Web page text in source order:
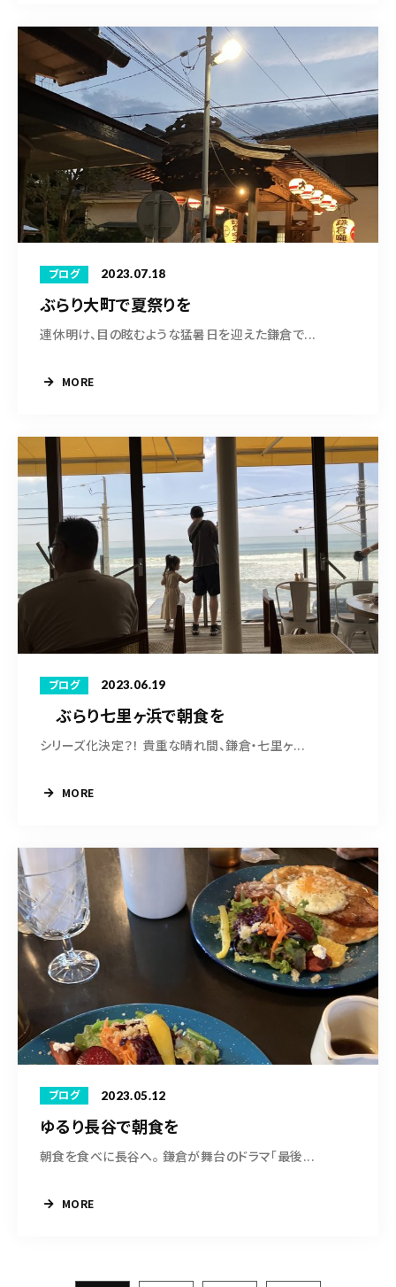
ブログ 2023.07.18
ぶらり大町で夏祭りを
連休明け、目の眩むような猛暑日を迎えた鎌倉で...
MORE
ブログ 2023.06.19
ぶらり七里ヶ浜で朝食を
シリーズ化決定？！ 貴重な晴れ間、鎌倉・七里ヶ...
MORE
ブログ 2023.05.12
ゆるり長谷で朝食を
朝食を食べに長谷へ。 鎌倉が舞台のドラマ「最後...
MORE